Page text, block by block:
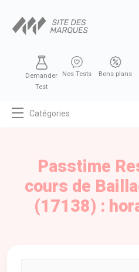
Demander
Test
Nos Tests Bons plans
Catégories
Passtime
cours de
(17138) :